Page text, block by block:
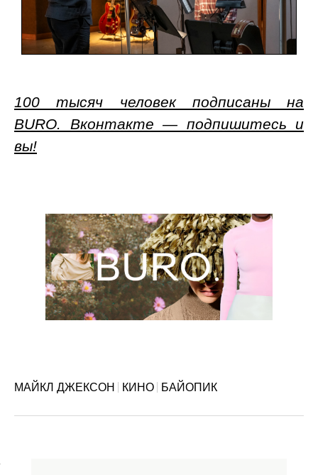
100 тысяч человек подписаны на
BURO. Вконтакте — подпишитесь и
вы!
МАЙКЛ ДЖЕКСОН КИНО БАЙОПИК